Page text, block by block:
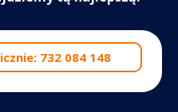
732 084 148